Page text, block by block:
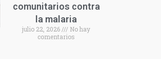
comunitarios contra
la malaria
julio 22, 2026
No hay
comentarios